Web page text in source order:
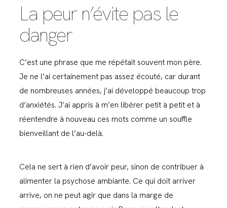
La peur n’évite pas le
danger
C’est une phrase que me répétait souvent mon père.
Je ne l’ai certainement pas assez écouté, car durant
de nombreuses années, j’ai développé beaucoup trop
d’anxiétés. J’ai appris à m’en libérer petit à petit et à
réentendre à nouveau ces mots comme un souffle
bienveillant de l’au-delà.
Cela ne sert à rien d’avoir peur, sinon de contribuer à
alimenter la psychose ambiante. Ce qui doit arriver
arrive, on ne peut agir que dans la marge de